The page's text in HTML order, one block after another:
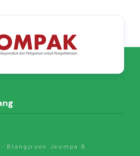
Blangjruen Jeumpa B